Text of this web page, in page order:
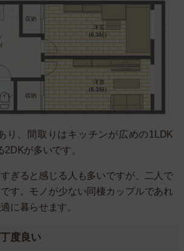
り、間取りはキッチンが広めの1LDK
が多いです。
ぎると感じる人も多いですが、二人で
す。モノが少ない同棲カップルであれ
に暮らせます。
度良い